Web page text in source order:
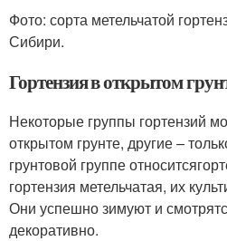
Фото: сорта метельчатой
Сибири.
Гортензия в открытом
Некоторые группы гортензий
открытом грунте, другие –
грунтовой группе
гортензия метельчатая, их
Они успешно зимуют и
декоративно.